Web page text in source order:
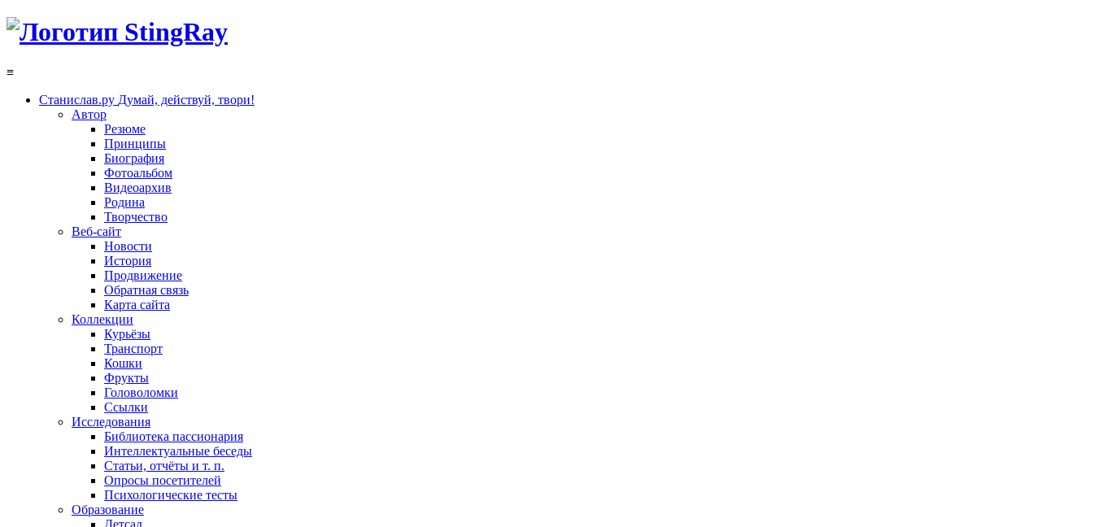
≡
Станислав.ру Думай, действуй, твори!
Автор
Резюме
Принципы
Биография
Фотоальбом
Видеоархив
Родина
Творчество
Веб-сайт
Новости
История
Продвижение
Обратная связь
Карта сайта
Коллекции
Курьёзы
Транспорт
Кошки
Фрукты
Головоломки
Ссылки
Исследования
Библиотека пассионария
Интеллектуальные беседы
Статьи, отчёты и т. п.
Опросы посетителей
Психологические тесты
Образование
Детсад